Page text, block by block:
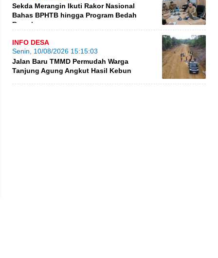
Sekda Merangin Ikuti Rakor Nasional
Bahas BPHTB hingga Program Bedah
Rumah
INFO DESA
Senin, 10/08/2026 15:15:03
Jalan Baru TMMD Permudah Warga
Tanjung Agung Angkut Hasil Kebun